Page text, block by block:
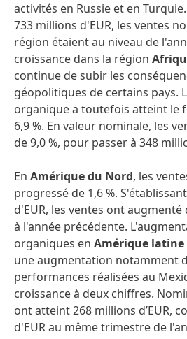
activités en Russie et en
733 millions d'EUR, les ventes
région étaient au niveau de
croissance dans la région
continue de subir les
géopolitiques de certains pays.
organique a toutefois atteint le
6,9 %. En valeur nominale, les
de 9,0 %, pour passer à 348
En Amérique du Nord, les
progressé de 1,6 %.
d'EUR, les ventes ont
à l'année précédente.
organiques en Amérique latine
une augmentation notamment
performances réalisées au
croissance à deux chiffres.
ont atteint 268 millions d’EUR,
d'EUR au même trimestre de